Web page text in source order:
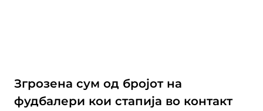
Згрозена сум од бројот на
фудбалери кои стапија во контакт